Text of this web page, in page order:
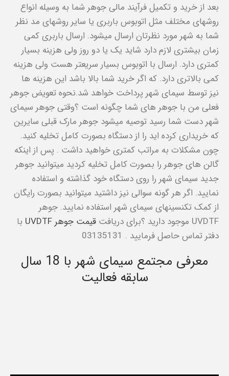
بعد از خرید و تکمیل فرآیند مالی جوهر شما به وسیله انواع
روشهای مختلف مثل اتوبوس باربری یا سایر روشهای مد نظر
شما به شهر مورد نظرتان ارسال میشود. ارسال باربری کمی
زمان بیشتری لازم دارد شاید یک یا دو روز ولی هزینه بسیار
کمتری دارد. ارسال با اتوبوس بسیار سریعتر هست ولی هزینه
کمی بالاتری دارد. که اگر خرید شما بالا باشد این هزینه ها
نیز توسط سیمای شهر پرداخت خواهد شد.نحوه تعویض جوهر
فعلی من با جوهر های شما چگونه است ؟وقتی جوهر سیمای
شهر دست شما رسید توصیه میشود جوهر مارک قبلی سایرین
که خریداری کرده اید را از دستگاه بصورت کامل تخلیه کنید.
چون مشکلات به مراتب کمتری خواهید داشت . پس از اینکه
گالن های جوهر را بصورت کامل تخلیه کردید میتوانید جوهر
جدید سیمای شهر را روی دستگاه خود گذاشته و استفاده
نمایید. اگر هر گونه سوالی نیز داشتید میتوانید بصورت رایگان
از کمک تکنسینهای سیمای شهر استفاده نمایید. جوهر
UVDTF موجود دارید ؟برای دریافت
قیمت جوهر UVDTF
با
دفتر تماس حاصل فرمایید . 03135131
معرفی مجتمع سیمای شهر با 18 سال
سابقه فعالیت